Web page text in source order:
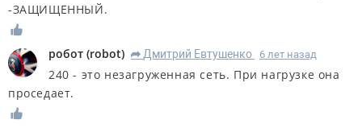
-ЗАЩИЩЕННЫЙ.
робот (robot) R Дмитрий Евтушенко 6 лет назад
240 - это незагруженная сеть. При нагрузке она
проседает.